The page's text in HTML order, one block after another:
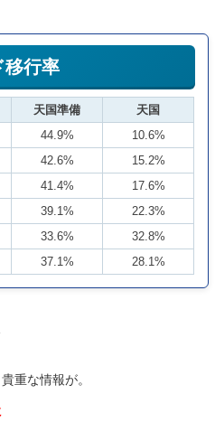
移行率
天国準備
天国
44.9%
10.6%
42.6%
15.2%
41.4%
17.6%
39.1%
22.3%
33.6%
32.8%
37.1% 28.1%
重な情報が。